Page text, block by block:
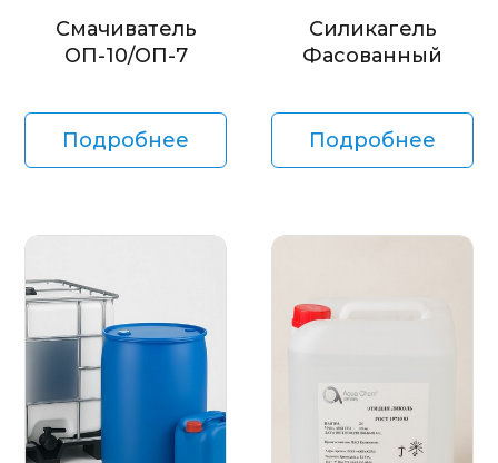
Смачиватель
ОП-10/ОП-7
Подробнее
Силикагель
Фасованный
Подробнее